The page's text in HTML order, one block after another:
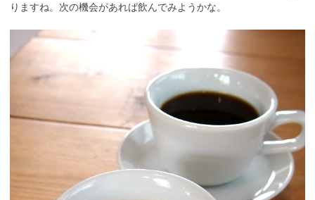
りますね。次の機会があれば飲んでみようかな。